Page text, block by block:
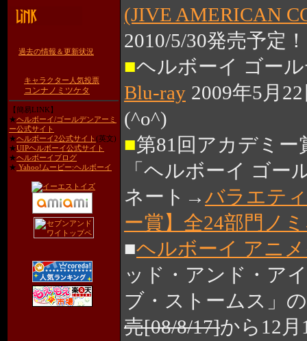
過去の情報＆更新状況
キャラクター人気投票
コンナノミツケタ
【簡易LINK】
★ヘルボーイ/ゴールデンアーミ
ー公式サイト
★ヘルボーイ2公式サイト (英文)
★UIPヘルボーイ公式サイト
★ヘルボーイブログ
★ Yahoo!ムービー:ヘルボーイ
(JIVE AMERICAN
2010/5/30発売予定
■ヘルボーイ ゴー
Blu-ray 2009年5月
(^o^)
■第81回アカデミ
「ヘルボーイ ゴー
ネート→バラエテ
ー賞】全24部門ノ
■ヘルボーイ アニ
ッド・アンド・ア
ブ・ストームス」
売[08/8/17]から12